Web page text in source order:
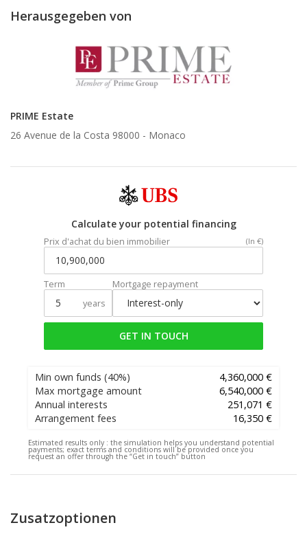
Herausgegeben von
PRIME Estate
26 Avenue de la Costa 98000 - Monaco
Calculate your potential financing
Prix d'achat du bien immobilier (In €)
Term
years
Mortgage repayment
GET IN TOUCH
Min own funds (40%)
4,360,000 €
Max mortgage amount
6,540,000 €
Annual interests
251,071 €
Arrangement fees
16,350 €
Estimated results only : the simulation helps you understand potential
payments; exact terms and conditions will be provided once you
request an offer through the “Get in touch” button
Zusatzoptionen